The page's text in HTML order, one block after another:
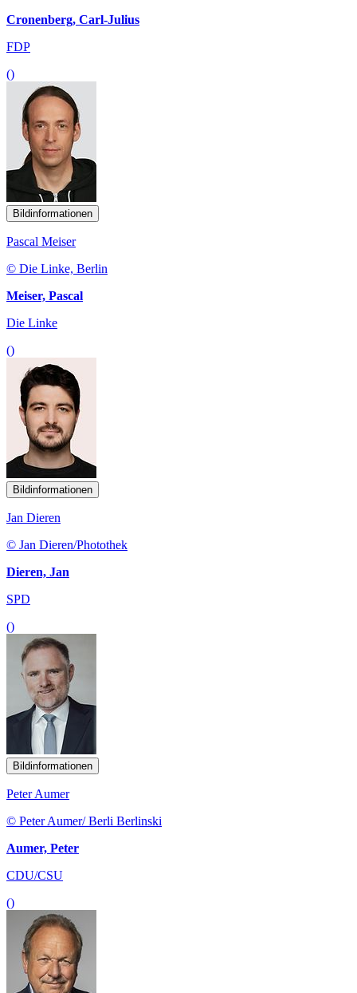
Cronenberg, Carl-Julius
FDP
()
Bildinformationen
Pascal Meiser
© Die Linke, Berlin
Meiser, Pascal
Die Linke
()
Bildinformationen
Jan Dieren
© Jan Dieren/Photothek
Dieren, Jan
SPD
()
Bildinformationen
Peter Aumer
© Peter Aumer/ Berli Berlinski
Aumer, Peter
CDU/CSU
()